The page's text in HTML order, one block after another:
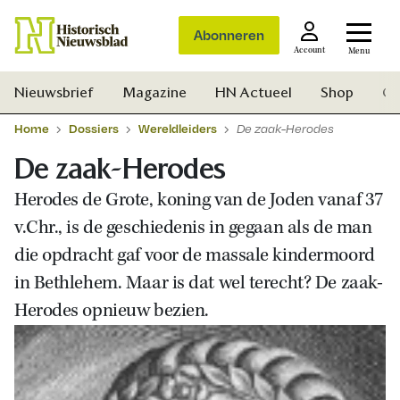
Abonneren
Account Menu
Zoek
Nieuwsbrief Magazine HN Actueel Shop
Home Dossiers Wereldleiders De zaak-Herodes
De zaak-Herodes
Herodes de Grote, koning van de Joden vanaf 37
v.Chr., is de geschiedenis in gegaan als de man
die opdracht gaf voor de massale kindermoord
in Bethlehem. Maar is dat wel terecht? De zaak-
Herodes opnieuw bezien.